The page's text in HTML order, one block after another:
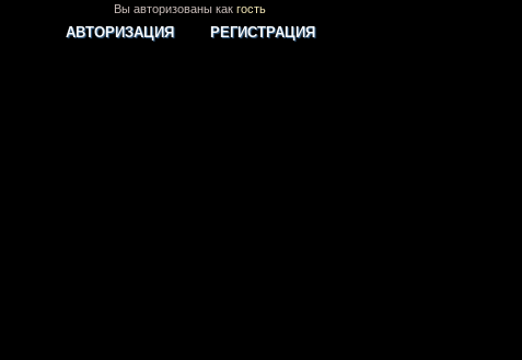
Вы авторизованы как гость
АВТОРИЗАЦИЯ РЕГИСТРАЦИЯ